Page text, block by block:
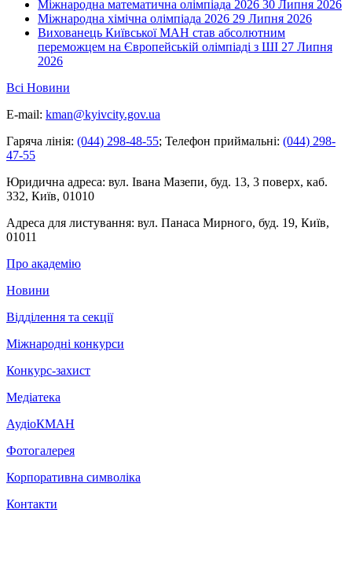
Міжнародна математична олімпіада 2026 30 Липня 2026
Міжнародна хімічна олімпіада 2026 29 Липня 2026
Вихованець Київської МАН став абсолютним
переможцем на Європейській олімпіаді з ШІ 27 Липня
2026
Всі Новини
E-mail: kman@kyivcity.gov.ua
Гаряча лінія: (044) 298-48-55; Телефон приймальні: (044) 298-
47-55
Юридична адреса: вул. Івана Мазепи, буд. 13, 3 поверх, каб.
332, Київ, 01010
Адреса для листування: вул. Панаса Мирного, буд. 19, Київ,
01011
Про академію
Новини
Відділення та секції
Міжнародні конкурси
Конкурс-захист
Медіатека
АудіоКМАН
Фотогалерея
Корпоративна символіка
Контакти